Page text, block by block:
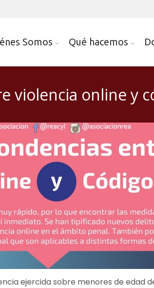
Somos Qué hacemos
violencia online y
ejercida sobre menores de edad